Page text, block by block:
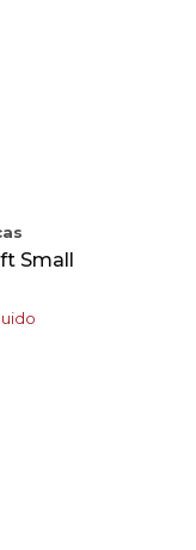
Small